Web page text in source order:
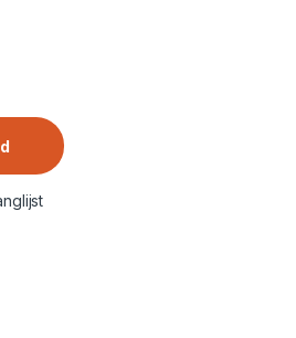
BE quantity